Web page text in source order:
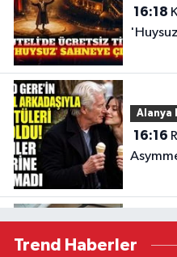
16:18
Alanya
16:16
Trend Haberler